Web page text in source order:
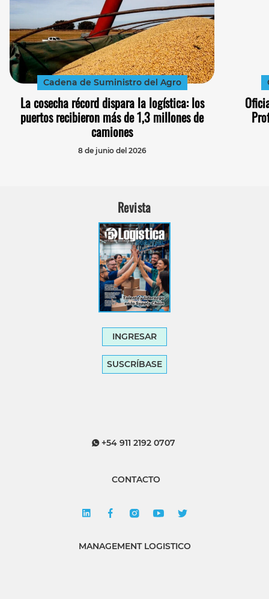
Cadena de Suministro del Agro
La cosecha récord dispara la logística: los
puertos recibieron más de 1,3 millones de
camiones
8 de junio del 2026
Revista
INGRESAR
SUSCRÍBASE
+54 911 2192 0707
CONTACTO
MANAGEMENT LOGISTICO